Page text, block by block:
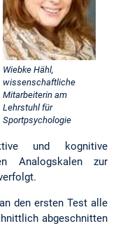
Wiebke Hähl,
wissenschaftliche
Mitarbeiterin am
Lehrstuhl für
Sportpsychologie
und kognitive
Analogskalen zur
den ersten Test alle
abgeschnitten